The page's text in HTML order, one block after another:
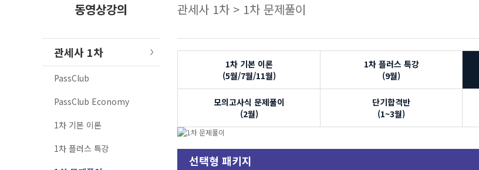
동영상강의
관세사 1차
PassClub
PassClub Economy
1차 기본 이론
1차 플러스 특강
관세사 1차 > 1차 문제풀이
1차 기본 이론
(5월/7월/11월)
1차 플러스 특강
(9월)
모의고사식 문제풀이
(2월)
단기합격반
(1~3월)
선택형 패키지